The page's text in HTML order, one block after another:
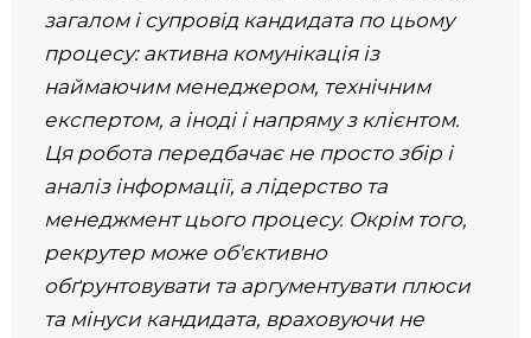
загалом і супровід кандидата по цьому
процесу: активна комунікація із
наймаючим менеджером, технічним
експертом, а іноді і напряму з клієнтом.
Ця робота передбачає не просто збір і
аналіз інформації, а лідерство та
менеджмент цього процесу. Окрім того,
рекрутер може об'єктивно
обґрунтовувати та аргументувати плюси
та мінуси кандидата, враховуючи не